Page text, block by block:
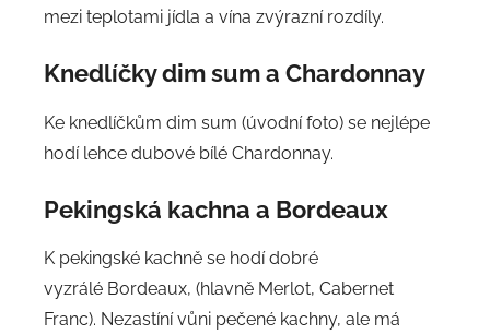
mezi teplotami jídla a vína zvýrazní rozdíly.
Knedlíčky dim sum a Chardonnay
Ke knedlíčkům dim sum (úvodní foto) se nejlépe
hodí lehce dubové bílé Chardonnay.
Pekingská kachna a Bordeaux
K pekingské kachně se hodí dobré
vyzrálé Bordeaux, (hlavně Merlot, Cabernet
Franc). Nezastíní vůni pečené kachny, ale má